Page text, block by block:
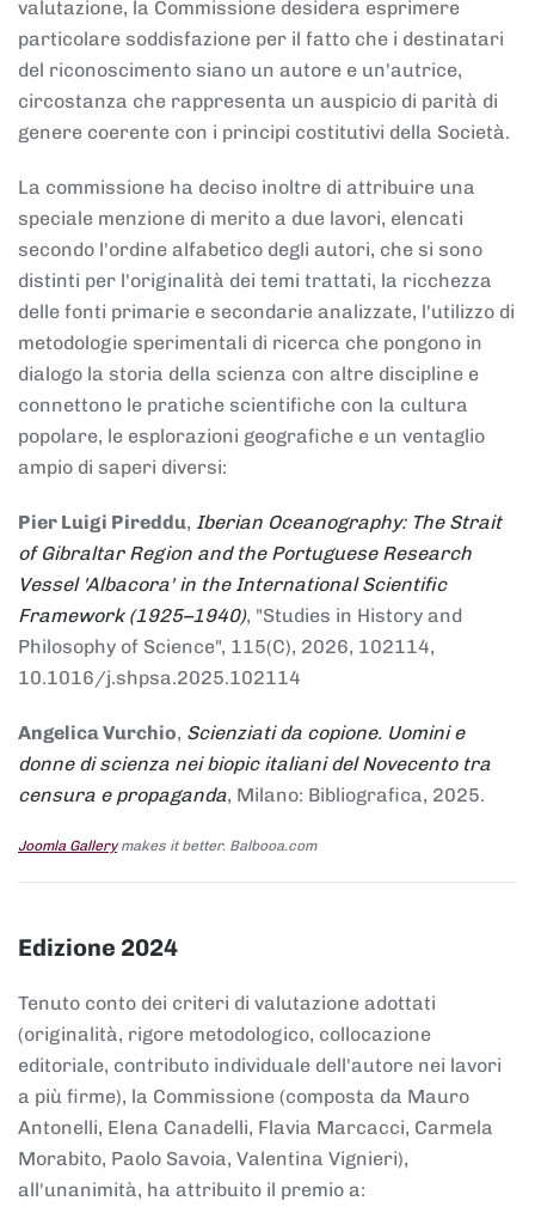
valutazione, la Commissione desidera esprimere
particolare soddisfazione per il fatto che i destinatari
del riconoscimento siano un autore e un'autrice,
circostanza che rappresenta un auspicio di parità di
genere coerente con i principi costitutivi della Società.
La commissione ha deciso inoltre di attribuire una
speciale menzione di merito a due lavori, elencati
secondo l'ordine alfabetico degli autori, che si sono
distinti per l'originalità dei temi trattati, la ricchezza
delle fonti primarie e secondarie analizzate, l'utilizzo di
metodologie sperimentali di ricerca che pongono in
dialogo la storia della scienza con altre discipline e
connettono le pratiche scientifiche con la cultura
popolare, le esplorazioni geografiche e un ventaglio
ampio di saperi diversi:
Pier Luigi Pireddu, Iberian Oceanography: The Strait
of Gibraltar Region and the Portuguese Research
Vessel 'Albacora' in the International Scientific
Framework (1925–1940), "Studies in History and
Philosophy of Science", 115(C), 2026, 102114,
10.1016/j.shpsa.2025.102114
Angelica Vurchio, Scienziati da copione. Uomini e
donne di scienza nei biopic italiani del Novecento tra
censura e propaganda, Milano: Bibliografica, 2025.
Joomla Gallerymakes it better. Balbooa.com
Edizione 2024
Tenuto conto dei criteri di valutazione adottati
(originalità, rigore metodologico, collocazione
editoriale, contributo individuale dell'autore nei lavori
a più firme), la Commissione (composta da Mauro
Antonelli, Elena Canadelli, Flavia Marcacci, Carmela
Morabito, Paolo Savoia, Valentina Vignieri),
all'unanimità, ha attribuito il premio a: